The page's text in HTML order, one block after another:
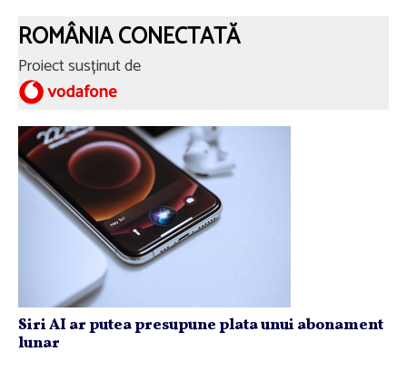
ROMÂNIA CONECTATĂ
Proiect susținut de
Siri AI ar putea presupune plata unui abonament
lunar